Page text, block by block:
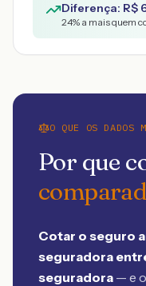
Diferença: R$
24% a mais quem
O QUE OS DADOS
Por que
Cotar o seguro
seguradora
seguradora — e